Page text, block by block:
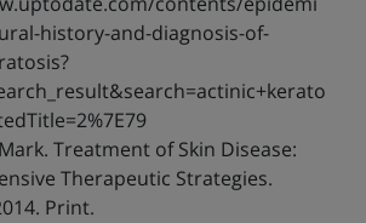
history-and-diagnosis-of-
Treatment of Skin Disease:
Therapeutic Strategies.
Print.